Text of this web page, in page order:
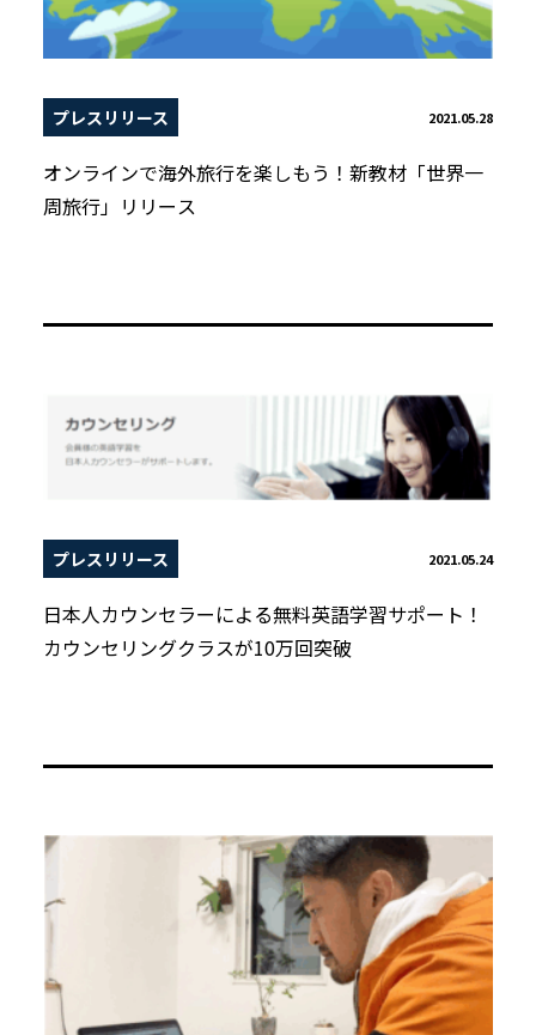
プレスリリース 2021.05.28
オンラインで海外旅行を楽しもう！新教材「世界一
周旅行」リリース
プレスリリース 2021.05.24
日本人カウンセラーによる無料英語学習サポート！
カウンセリングクラスが10万回突破